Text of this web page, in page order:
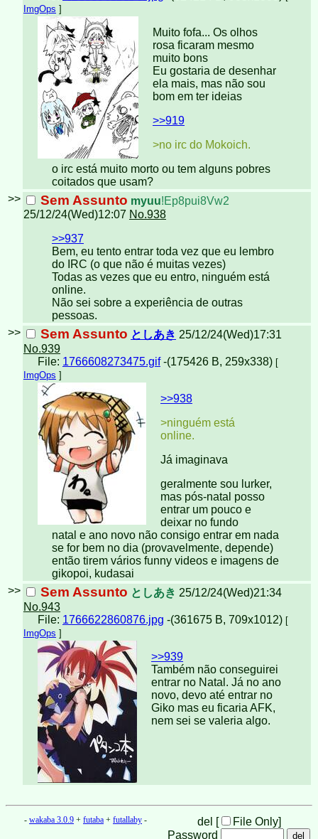
ImgOps ]
Muito fofa... Os olhos
rosa ficaram mesmo
muito bons
Eu gostaria de desenhar
ela mais, mas não sou
bom em ter ideias
>>919
>no irc do Mokoich.
o irc está muito morto ou tem alguns pobres
coitados que usam?
>>
Sem Assunto myuu!Ep8pui8Vw2
25/12/24(Wed)12:07 No.938
>>937
Bem, eu tento entrar toda vez que eu lembro
do IRC (o que não é muitas vezes)
Todas as vezes que eu entro, ninguém está
online.
Não sei sobre a experiência de outras
pessoas.
>>
Sem Assunto としあき 25/12/24(Wed)17:31
No.939
File: 1766608273475.gif-(175426 B, 259x338) [
ImgOps ]
>>938
>ninguém está
online.
Já imaginava
geralmente sou lurker,
mas pós-natal posso
entrar um pouco e
deixar no fundo
natal e ano novo não consigo entrar em nada
se for bem no dia (provavelmente, depende)
então tirem vários funny videos e imagens de
gikopoi, kudasai
>>
Sem Assunto としあき 25/12/24(Wed)21:34
No.943
File: 1766622860876.jpg -(361675 B, 709x1012) [
ImgOps ]
>>939
Também não conseguirei
entrar no Natal. Já no ano
novo, devo até entrar no
Giko mas eu ficaria AFK,
nem sei se valeria algo.
del [ File Only]
Password
- wakaba 3.0.9 + futaba + futallaby -